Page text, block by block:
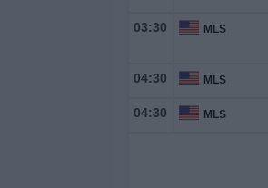
03:30 MLS
04:30 MLS
04:30 MLS